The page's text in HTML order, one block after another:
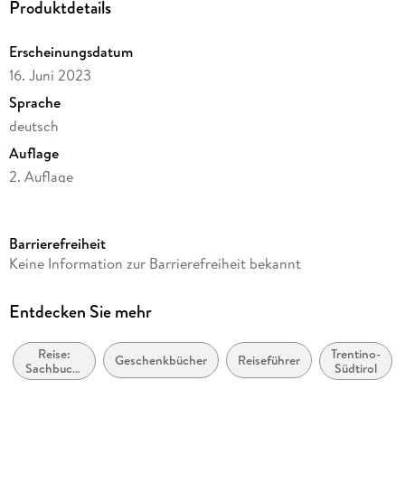
Produktdetails
Erscheinungsdatum
16. Juni 2023
Sprache
deutsch
Auflage
2. Auflage
Reihe
Autor/Autorin
Verlag/Hersteller
Dumont Reise Vlg GmbH + C
Barrierefreiheit
Keine Information zur Barrierefreiheit bekannt
Entdecken Sie mehr
Reise:
Sachbuch,
Ratgeber
Geschenkbücher Reiseführer
Trentino-
Südtirol